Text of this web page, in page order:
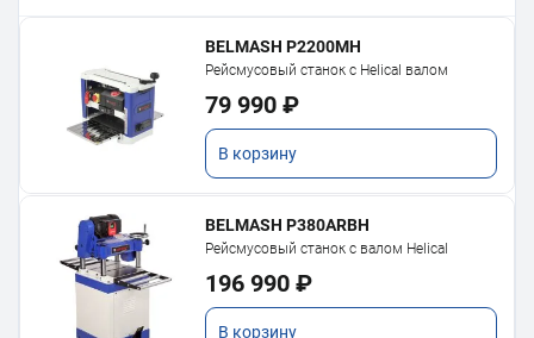
BELMASH P2200MH
Рейсмусовый станок с Helical валом
79 990 ₽
В корзину
BELMASH P380ARBH
Рейсмусовый станок с валом Helical
196 990 ₽
В корзину